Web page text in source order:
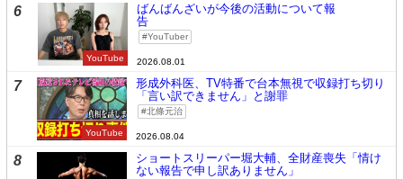
6
YouTube
ばんばんざいが今後の活動について報
告
YouTuber
2026.08.01
7
YouTube
形成外科医、TV特番で台本無視で収録打ち切り
「言い訳できません」と謝罪
北條元治
2026.08.04
8
ショートスリーパー堀大輔、全財産喪失「情け
ない報告で申し訳ありません」